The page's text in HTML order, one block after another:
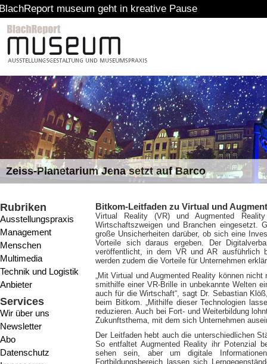
museum geht in kreative Pause
Zeiss-Planetarium Jena setzt auf Barco
Rubriken
Ausstellungspraxis
Management
Menschen
Multimedia
Technik und Logistik
Anbieter
Services
Wir über uns
Newsletter
Abo
Datenschutz
Bitkom-Leitfaden zu Virtual und
Virtual Reality (VR) und Augmented
Wirtschaftszweigen und Branchen eingesetzt.
große Unsicherheiten darüber, ob sich eine
Vorteile sich daraus ergeben. Der
veröffentlicht, in dem VR und AR ausführlich
werden zudem die Vorteile für Unternehmen
„Mit Virtual und Augmented Reality können
smithilfe einer VR-Brille in unbekannte Welten
auch für die Wirtschaft“, sagt Dr. Sebastian
beim Bitkom. „Mithilfe dieser Technologien
reduzieren. Auch bei Fort- und Weiterbildung
Zukunftsthema, mit dem sich Unternehmen
Der Leitfaden hebt auch die unterschiedlichen
So entfaltet Augmented Reality ihr Potenzial
sehen sein, aber um digitale
Fortbildungsbereich lassen sich